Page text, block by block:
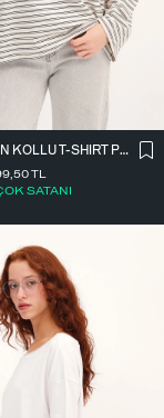
ÇIZGILI UZUN KOLLU T-SHIRT P10522
SATANI
TL